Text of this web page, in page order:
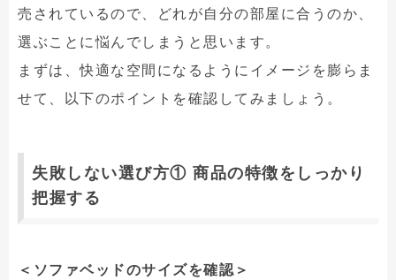
売されているので、どれが自分の部屋に合うのか、
選ぶことに悩んでしまうと思います。
まずは、快適な空間になるようにイメージを膨らま
せて、以下のポイントを確認してみましょう。
失敗しない選び方① 商品の特徴をしっかり
把握する
＜ソファベッドのサイズを確認＞